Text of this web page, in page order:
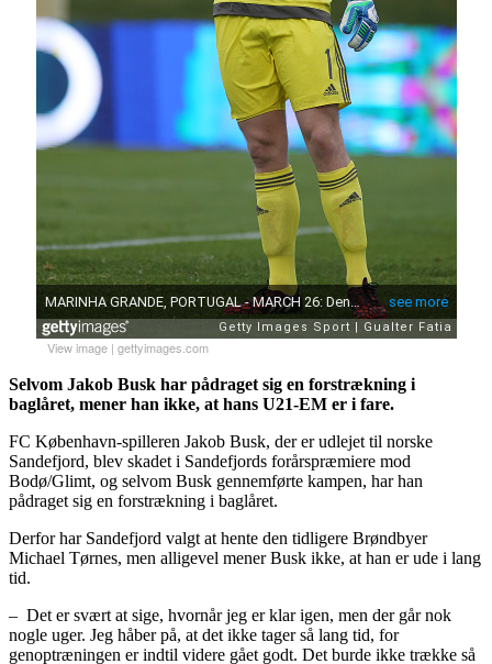
View image| gettyimages.com
Selvom Jakob Busk har pådraget sig en forstrækning i
baglåret, mener han ikke, at hans U21-EM er i fare.
FC København-spilleren Jakob Busk, der er udlejet til norske
Sandefjord, blev skadet i Sandefjords forårspræmiere mod
Bodø/Glimt, og selvom Busk gennemførte kampen, har han
pådraget sig en forstrækning i baglåret.
Derfor har Sandefjord valgt at hente den tidligere Brøndbyer
Michael Tørnes, men alligevel mener Busk ikke, at han er ude i lang
tid.
– Det er svært at sige, hvornår jeg er klar igen, men der går nok
nogle uger. Jeg håber på, at det ikke tager så lang tid, for
genoptræningen er indtil videre gået godt. Det burde ikke trække så